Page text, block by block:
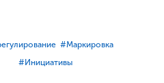
#⁣Маркировка
#⁣Инициативы